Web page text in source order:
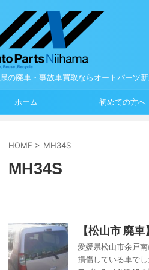
の廃車・事故車買取ならオートパーツ
ホーム 初めての方へ
HOME > MH34S
MH34S
【松山市 廃
愛媛県松山市余戸
損傷している車で